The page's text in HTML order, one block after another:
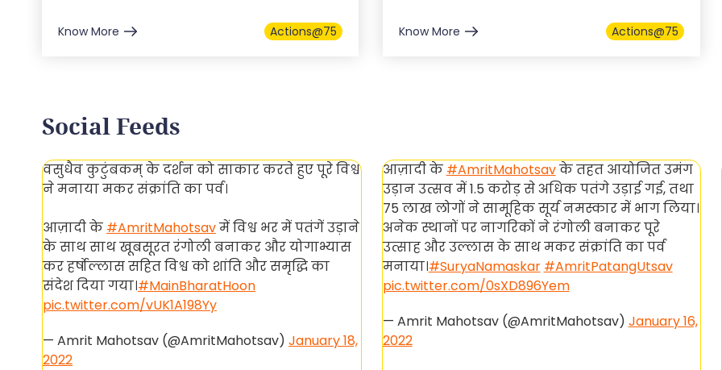
Know More Actions@75 Know More Actions@75
Social Feeds
वसुधैव कुटुंबकम् के दर्शन को साकार करते हुए पूरे विश्व
ने मनाया मकर संक्रांति का पर्व।
आज़ादी के #AmritMahotsavमें विश्व भर में पतंगें उड़ाने
के साथ साथ खूबसूरत रंगोली बनाकर और योगाभ्यास
कर हर्षोल्लास सहित विश्व को शांति और समृद्धि का
संदेश दिया गया।#MainBharatHoon
pic.twitter.com/vUK1A198Yy
— Amrit Mahotsav (@AmritMahotsav) January 18,
2022
आज़ादी के #AmritMahotsavके तहत आयोजित उमंग
उड़ान उत्सव में 1.5 करोड़ से अधिक पतंगे उड़ाई गई, तथा
75 लाख लोगों ने सामूहिक सूर्य नमस्कार में भाग लिया।
अनेक स्थानों पर नागरिकों ने रंगोली बनाकर पूरे
उत्साह और उल्लास के साथ मकर संक्रांति का पर्व
मनाया।#SuryaNamaskar #AmritPatangUtsav
pic.twitter.com/0sXD896Yem
— Amrit Mahotsav (@AmritMahotsav) January 16,
2022